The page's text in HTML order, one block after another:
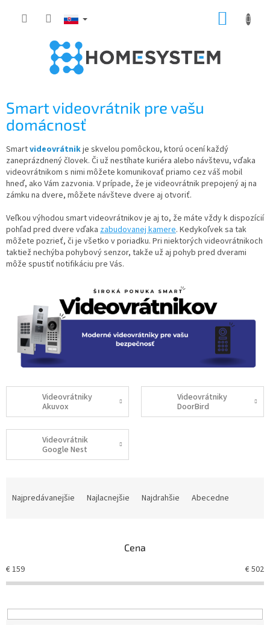
Smart videovrátnik pre vašu
domácnosť
Smartvideovrátnikje skvelou pomôckou, ktorú ocení každý
zaneprázdnený človek. Či už nestíhate kuriéra alebo návštevu, vďaka
videovrátnikom s nimi môžete komunikovať priamo cez váš mobil
hneď, ako Vám zazvonia. V prípade, že je videovrátnik prepojený aj na
zámku na dvere, môžete návšteve dvere aj otvoriť.
Veľkou výhodou smart videovrátnikov je aj to, že máte vždy k dispozícií
pohľad pred dvere vďaka zabudovanej kamere. Kedykoľvek sa tak
môžete pozrieť, či je všetko v poriadku. Pri niektorých videovrátnikoch
taktiež nechýba pohybový senzor, takže už aj pohyb pred dverami
môže spustiť notifikáciu pre Vás.
Videovrátniky
Akuvox
Videovrátniky
DoorBird
Videovrátnik
Google Nest
e
p
r
d
Najpredávanejšie Najlacnejšie Najdrahšie Abecedne
Cena
€159 €502